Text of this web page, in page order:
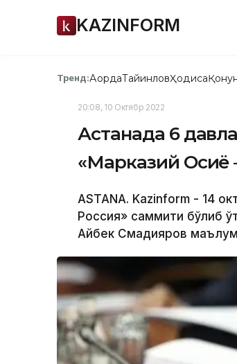
KAZINFORM
Тренд:АқордаТайинловҲодиса
20:08, 10 Октябр 2022
Астанада 6
«Марказий Осиё
ASTANA. Kazinform - 14
Россия» саммити бўлиб
Айбек Смадияров